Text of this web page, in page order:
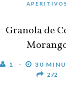
APERITIVOS
Granola de
1 30
272